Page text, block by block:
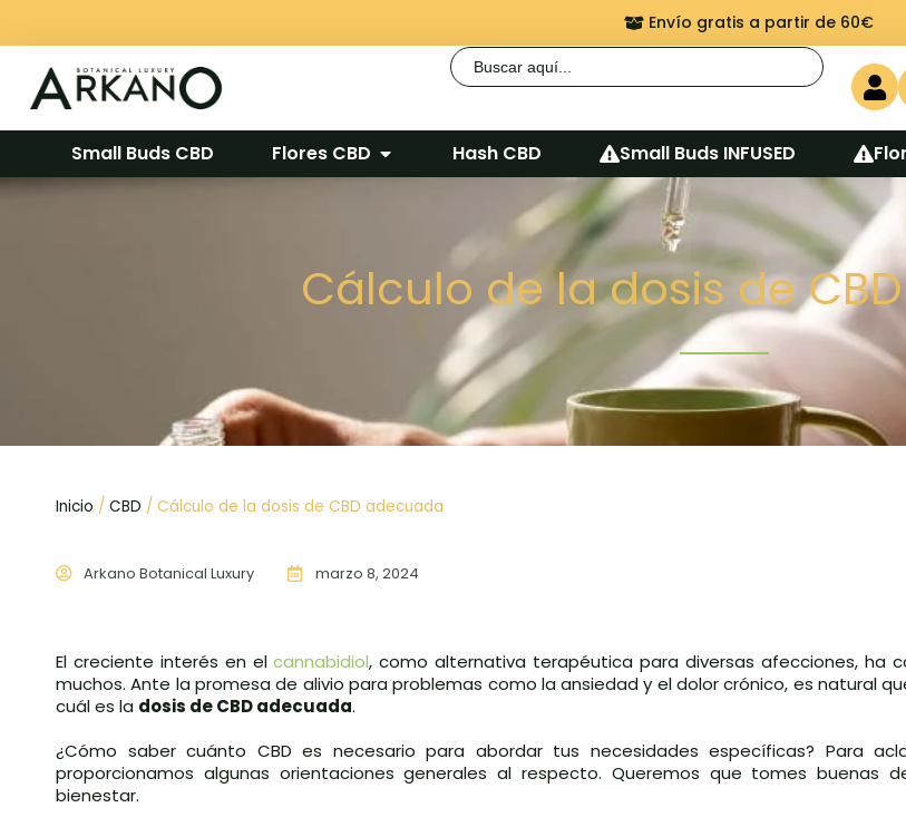
Envío gratis a partir de 60€
Buscar:
Small Buds CBD Flores CBD Hash CBD Small Buds INFUSED
Cálculo de la dosis de
Inicio / CBD / Cálculo de la dosis de CBD adecuada
Arkano Botanical Luxury marzo 8, 2024
El creciente interés en elcannabidiol, como alternativa terapéutica para diversas afecciones, ha
muchos. Ante la promesa de alivio para problemas como la ansiedad y el dolor crónico, es natural
cuál es la dosis de CBD adecuada.
¿Cómo saber cuánto CBD es necesario para abordar tus necesidades específicas? Para
proporcionamos algunas orientaciones generales al respecto. Queremos que tomes buenas
bienestar.